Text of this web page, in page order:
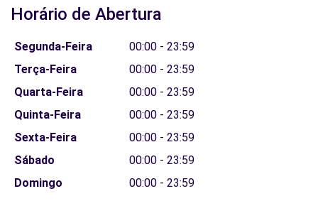
Horário de Abertura
Segunda-Feira
00:00 - 23:59
Terça-Feira
00:00 - 23:59
Quarta-Feira
00:00 - 23:59
Quinta-Feira
00:00 - 23:59
Sexta-Feira
00:00 - 23:59
Sábado
00:00 - 23:59
Domingo
00:00 - 23:59